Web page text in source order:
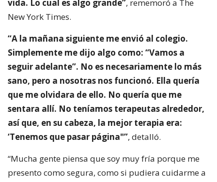
vida. Lo cual es algo grande”, rememoró a The
New York Times.
“A la mañana siguiente me envió al colegio.
Simplemente me dijo algo como: “Vamos a
seguir adelante”. No es necesariamente lo más
sano, pero a nosotras nos funcionó. Ella quería
que me olvidara de ello. No quería que me
sentara allí. No teníamos terapeutas alrededor,
así que, en su cabeza, la mejor terapia era:
‘Tenemos que pasar página"”, detalló.
“Mucha gente piensa que soy muy fría porque me
presento como segura, como si pudiera cuidarme a